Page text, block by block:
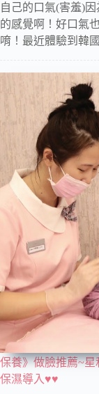
自己的口氣(害羞)
的感覺啊！好口氣
唷！最近體驗到韓
保養》做臉推薦~
保濕導入♥♥